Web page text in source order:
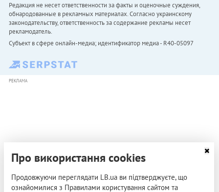
Редакция не несет ответственности за факты и оценочные суждения,
обнародованные в рекламных материалах. Согласно украинскому
законодательству, ответственность за содержание рекламы несет
рекламодатель.
Субъект в сфере онлайн-медиа; идентификатор медиа - R40-05097
РЕКЛАМА
Про використання cookies
Продовжуючи переглядати LB.ua ви підтверджуєте, що
ознайомилися з Правилами користування сайтом та